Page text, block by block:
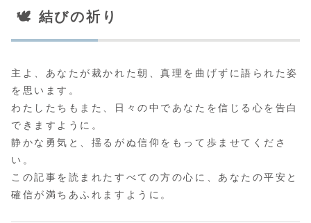
🕊️ 結びの祈り
主よ、あなたが裁かれた朝、真理を曲げずに語られた姿
を思います。
わたしたちもまた、日々の中であなたを信じる心を告白
できますように。
静かな勇気と、揺るがぬ信仰をもって歩ませてくださ
い。
この記事を読まれたすべての方の心に、あなたの平安と
確信が満ちあふれますように。